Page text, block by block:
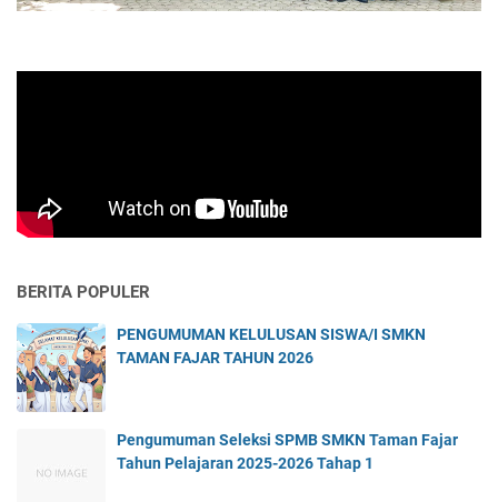
BERITA POPULER
PENGUMUMAN KELULUSAN SISWA/I SMKN
TAMAN FAJAR TAHUN 2026
Pengumuman Seleksi SPMB SMKN Taman Fajar
Tahun Pelajaran 2025-2026 Tahap 1